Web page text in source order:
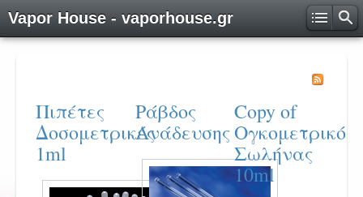
Vapor House - vaporhouse.gr
Πιπέτες
Δοσομετρικές
1ml
Ράβδος
Ανάδευσης
Copy of
Ογκομετρικός
Σωλήνας
10ml